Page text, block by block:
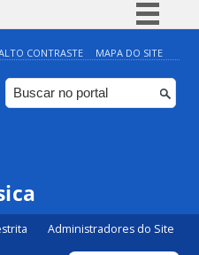
Simplifique!
Comunica BR
Participe
CONTRASTE MAPA DO SITE
Administradores do Site